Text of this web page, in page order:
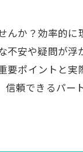
んか？効率的
安や疑問が浮
要ポイントと
頼できるパー